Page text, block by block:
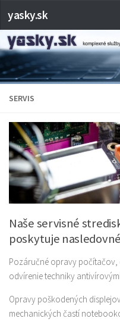
yasky.sk
SERVIS
Naše servisné
poskytuje
Pozáručné opravy
odvírenie techniky
Opravy poškodených
mechanických častí